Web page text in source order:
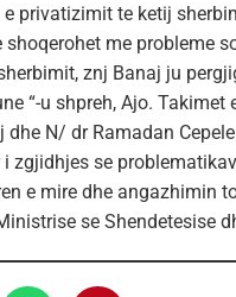
privatizimit te ketij
me probleme
znj Banaj ju
“-u shpreh, Ajo.
dhe N/ dr Ramadan
zgjidhjes se
e mire dhe angazhimin
se Shendetesise